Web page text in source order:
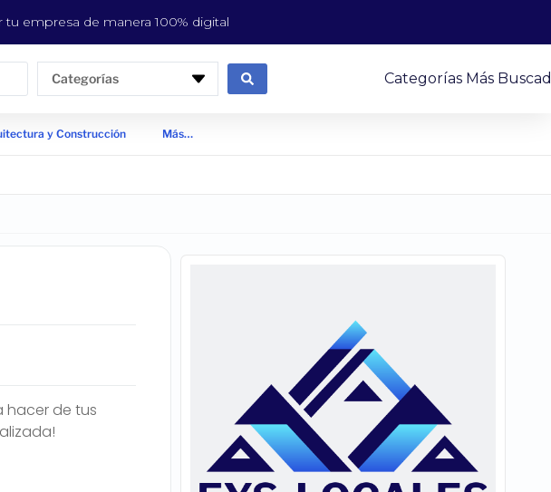
empresa de manera 100% digital
Categorías Categorías Más
y Construcción Más…
hacer de tus